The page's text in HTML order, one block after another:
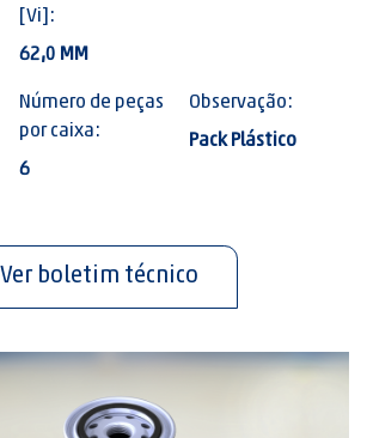
[Vi]:
62,0 MM
Número de peças
por caixa:
6
Observação:
Pack Plástico
Ver boletim técnico